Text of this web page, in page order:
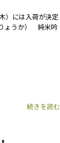
）には入荷が決定
ょうか） 純米吟
続きを読む